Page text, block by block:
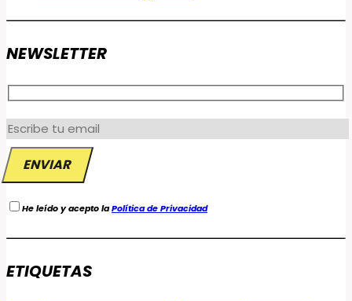
NEWSLETTER
He leído y acepto laPolítica de Privacidad
ETIQUETAS